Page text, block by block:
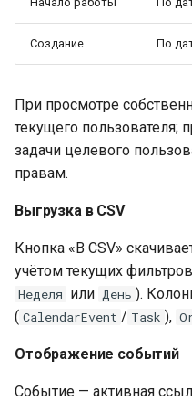
Создание По
При просмотре
текущего пользователя;
задачи целевого
правам.
Выгрузка в CSV
Кнопка «В CSV»
учётом текущих
Неделя или День ).
( CalendarEvent / Task ),
Отображение событий
Событие — активная